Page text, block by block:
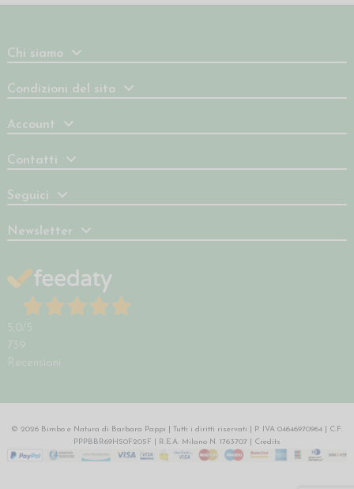
Chi siamo
Condizioni del sito
Account
Contatti
Seguici
Newsletter
5,0 /5
739
Recensioni
© 2026 Bimbo e Natura di Barbara Pappi | Tutti i diritti riservati | P. IVA 04646970964 | C.F.
PPPBBR69H50F205F | R.E.A. Milano N. 1763707 | Credits